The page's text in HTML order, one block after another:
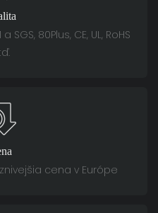
80Plus, CE, UL, RoHS
cena v Európe